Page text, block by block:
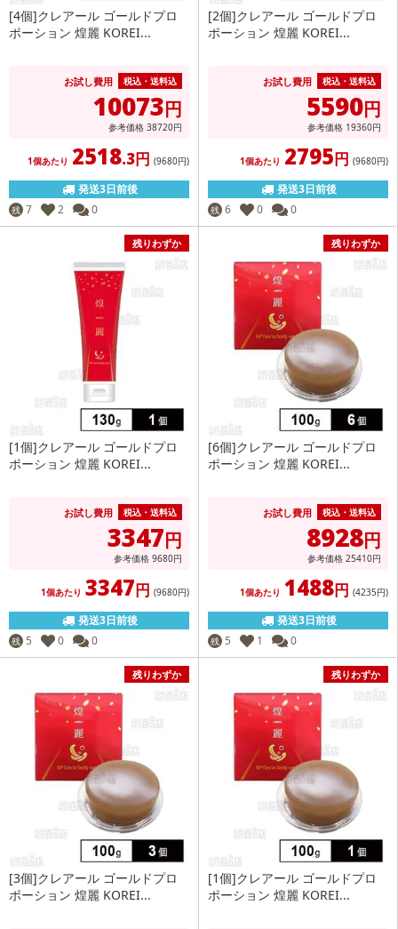
[4個]クレアール ゴールドプロ
ポーション 煌麗 KOREI...
お試し費用 税込・送料込
10073円
参考価格 38720円
1個あたり 2518.3円 (9680円)
発送3日前後
残 7 2 0
[2個]クレアール ゴールドプロ
ポーション 煌麗 KOREI...
お試し費用 税込・送料込
5590円
参考価格 19360円
1個あたり 2795円 (9680円)
発送3日前後
残 6 0 0
残りわずか
[1個]クレアール ゴールドプロ
ポーション 煌麗 KOREI...
お試し費用 税込・送料込
3347円
参考価格 9680円
1個あたり 3347円 (9680円)
発送3日前後
残 5 0 0
残りわずか
[6個]クレアール ゴールドプロ
ポーション 煌麗 KOREI...
お試し費用 税込・送料込
8928円
参考価格 25410円
1個あたり 1488円 (4235円)
発送3日前後
残 5 1 0
残りわずか
[3個]クレアール ゴールドプロ
ポーション 煌麗 KOREI...
残りわずか
[1個]クレアール ゴールドプロ
ポーション 煌麗 KOREI...